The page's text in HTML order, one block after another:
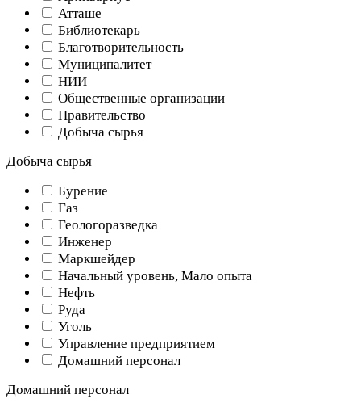
Атташе
Библиотекарь
Благотворительность
Муниципалитет
НИИ
Общественные организации
Правительство
Добыча сырья
Добыча сырья
Бурение
Газ
Геологоразведка
Инженер
Маркшейдер
Начальный уровень, Мало опыта
Нефть
Руда
Уголь
Управление предприятием
Домашний персонал
Домашний персонал